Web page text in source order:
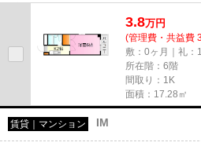
3.8万円
(管理費・共益費
敷：0ヶ月｜礼：
所在階：6階
間取り：1K
面積：17.28㎡
賃貸｜マンション IM